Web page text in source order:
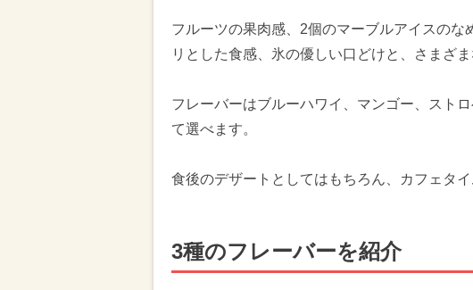
フルーツの果肉感、2個のマーブルアイスのな
リとした食感、氷の優しい口どけと、さまざ
フレーバーはブルーハワイ、マンゴー、スト
て選べます。
食後のデザートとしてはもちろん、カフェタ
3種のフレーバーを紹介